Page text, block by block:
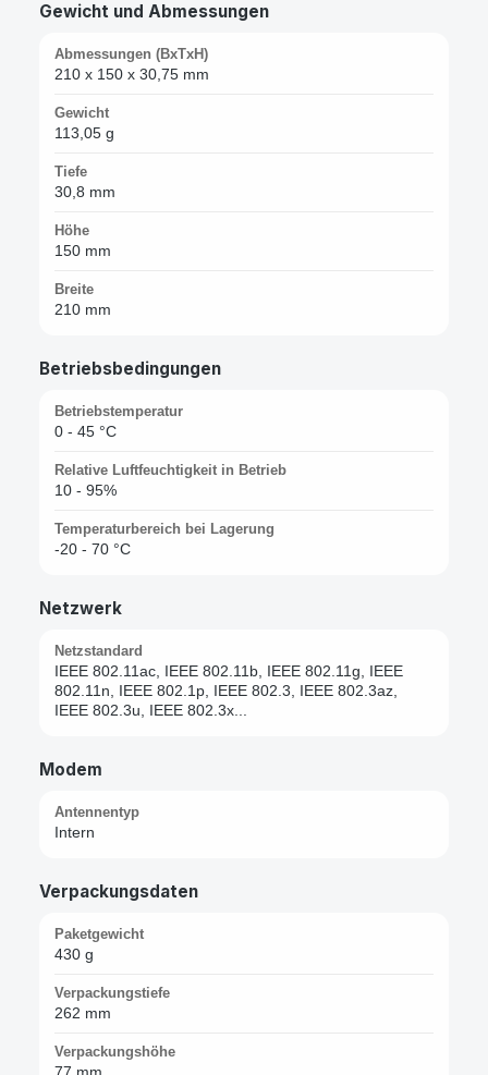
Gewicht und Abmessungen
Abmessungen (BxTxH)
210 x 150 x 30,75 mm
Gewicht
113,05 g
Tiefe
30,8 mm
Höhe
150 mm
Breite
210 mm
Betriebsbedingungen
Betriebstemperatur
0 - 45 °C
Relative Luftfeuchtigkeit in Betrieb
10 - 95%
Temperaturbereich bei Lagerung
-20 - 70 °C
Netzwerk
Netzstandard
IEEE 802.11ac, IEEE 802.11b, IEEE 802.11g, IEEE
802.11n, IEEE 802.1p, IEEE 802.3, IEEE 802.3az,
IEEE 802.3u, IEEE 802.3x...
Modem
Antennentyp
Intern
Verpackungsdaten
Paketgewicht
430 g
Verpackungstiefe
262 mm
Verpackungshöhe